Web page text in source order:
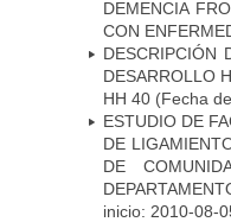
DEMENCIA
CON
DESCRIPCIÓN
DESARROLLO
HH 40 (Fecha
ESTUDIO DE
DE
DE
inicio: 2010-08-